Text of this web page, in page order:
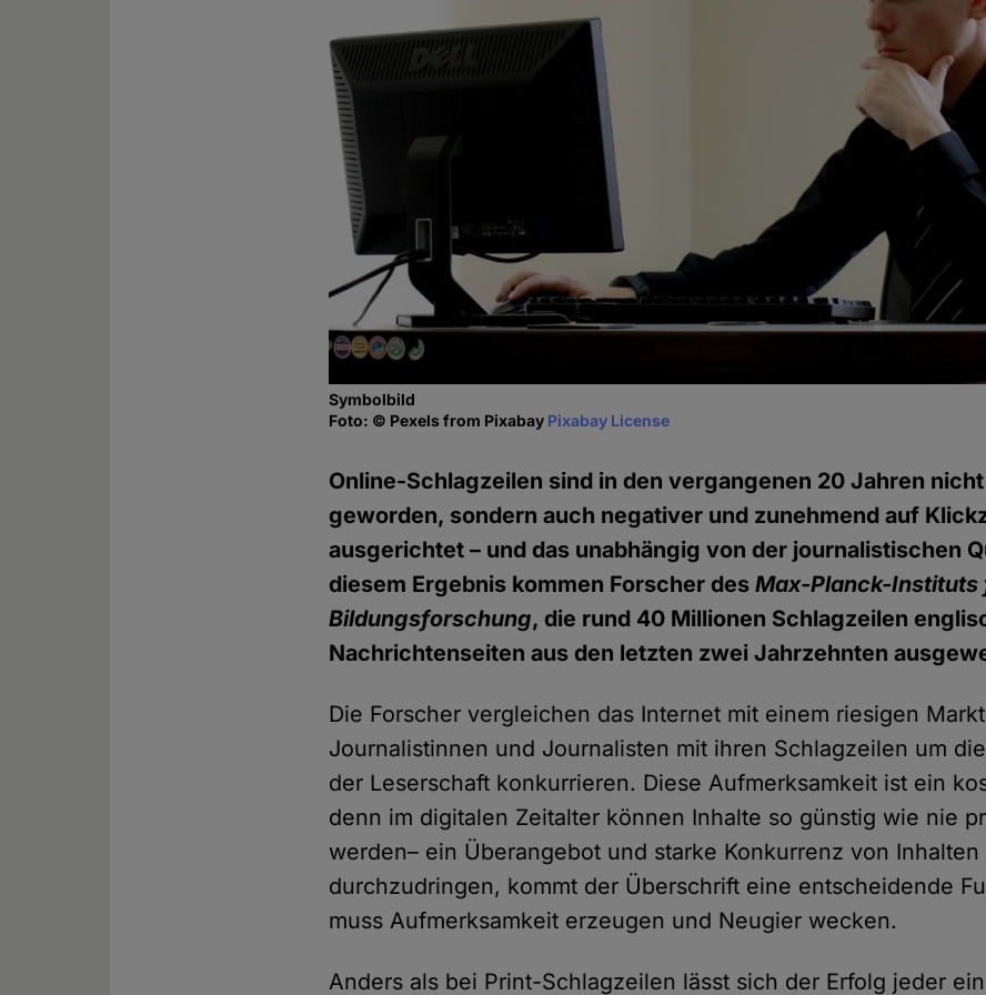
Symbolbild
Foto: © Pexels from Pixabay Pixabay License
Online-Schlagzeilen sind in den vergangenen 20 Jahren
geworden, sondern auch negativer und zunehmend auf
ausgerichtet – und das unabhängig von der journalistischen
diesem Ergebnis kommen Forscher desMax-Planck-Instituts
Bildungsforschung, die rund 40 Millionen Schlagzeilen
Nachrichtenseiten aus den letzten zwei Jahrzehnten
Die Forscher vergleichen das Internet mit einem riesigen
Journalistinnen und Journalisten mit ihren Schlagzeilen um
der Leserschaft konkurrieren. Diese Aufmerksamkeit ist ein
denn im digitalen Zeitalter können Inhalte so günstig wie nie
werden– ein Überangebot und starke Konkurrenz von
durchzudringen, kommt der Überschrift eine entscheidende
muss Aufmerksamkeit erzeugen und Neugier wecken.
Anders als bei Print-Schlagzeilen lässt sich der Erfolg jeder